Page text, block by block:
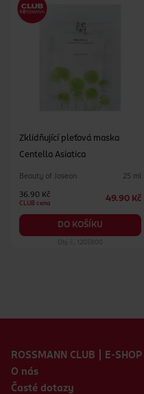
Zklidňující pleťová maska
Centella Asiatica
Beauty of Joseon 25 ml
36.90 Kč
CLUB cena
49.90 Kč
DO KOŠÍKU
Obj. č.: 1205800
ROSSMANN CLUB | E-SHOP
O nás
Časté dotazy